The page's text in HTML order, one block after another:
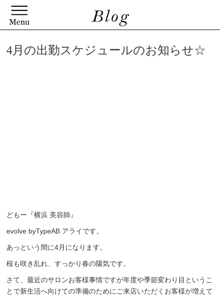
4月の出勤スケジュールのお知らせ☆
どもー『横浜 美容師』
evolve byTypeAB アライです。
あっという間に4月になります。
桜も咲き乱れ、すっかり春の陽気です。
さて、最近のサロンお客様事情ですが年度や季節変わり目というこ
とで新生活へ向けての準備のためにご来店いただくお客様が増えて